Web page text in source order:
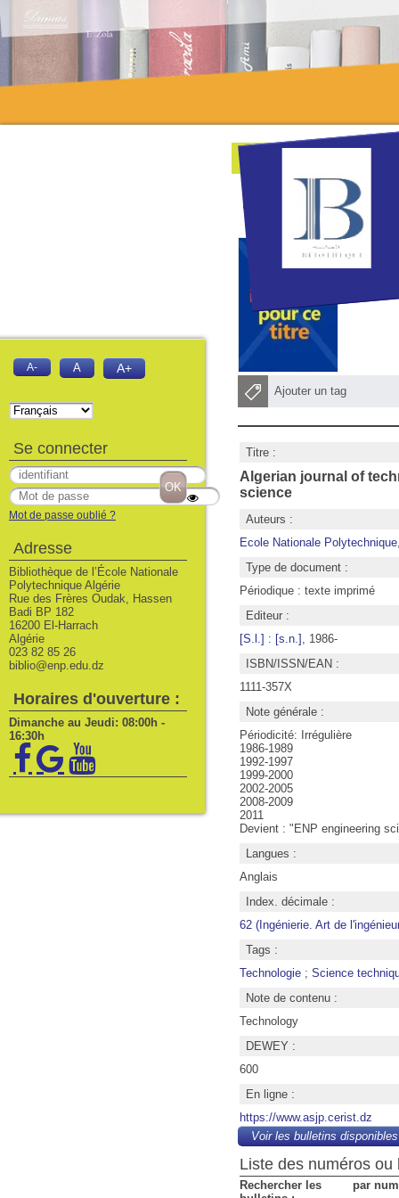
Modifier la recherche
Ajouter un tag
Titre :
Algerian journal of
science
Auteurs :
Ecole Nationale Polytechnique
Type de document :
Périodique : texte imprimé
Editeur :
[S.l.] : [s.n.] , 1986-
ISBN/ISSN/EAN :
1111-357X
Note générale :
Périodicité: Irrégulière
1986-1989
1992-1997
1999-2000
2002-2005
2008-2009
2011
Devient : "ENP engineering
Langues :
Anglais
Index. décimale :
62 (Ingénierie. Art de
Tags :
Technologie ; Science
Note de contenu :
Technology
DEWEY :
600
En ligne :
https://www.asjp.cerist.dz
Voir les bulletins disponibles
Liste des numéros ou
Rechercher les
par
A- A A+
Se connecter
Mot de passe oublié ?
Adresse
Bibliothèque de l’École Nationale
Polytechnique Algérie
Rue des Frères Oudak, Hassen
Badi BP 182
16200 El-Harrach
Algérie
023 82 85 26
biblio@enp.edu.dz
Horaires d'ouverture :
Dimanche au Jeudi: 08:00h -
16:30h